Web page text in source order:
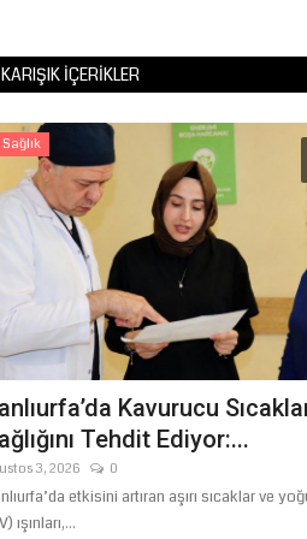
KARIŞIK İÇERIKLER
Sağlık
Kavurucu
Tehdit Ediyor:...
3, 2026 0
etkisini artıran aşırı sıcaklar ve
ışınları,...